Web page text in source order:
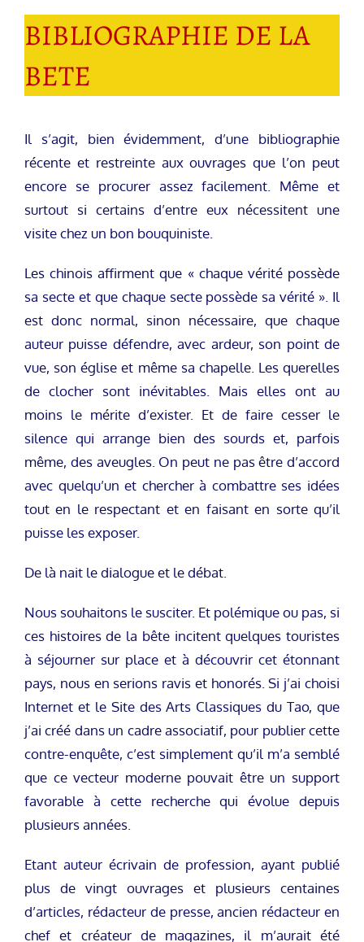
BIBLIOGRAPHIE DE LA
BETE
Il s’agit, bien évidemment, d’une bibliographie
récente et restreinte aux ouvrages que l’on peut
encore se procurer assez facilement. Même et
surtout si certains d’entre eux nécessitent une
visite chez un bon bouquiniste.
Les chinois affirment que « chaque vérité possède
sa secte et que chaque secte possède sa vérité ». Il
est donc normal, sinon nécessaire, que chaque
auteur puisse défendre, avec ardeur, son point de
vue, son église et même sa chapelle. Les querelles
de clocher sont inévitables. Mais elles ont au
moins le mérite d’exister. Et de faire cesser le
silence qui arrange bien des sourds et, parfois
même, des aveugles. On peut ne pas être d’accord
avec quelqu’un et chercher à combattre ses idées
tout en le respectant et en faisant en sorte qu’il
puisse les exposer.
De là nait le dialogue et le débat.
Nous souhaitons le susciter. Et polémique ou pas, si
ces histoires de la bête incitent quelques touristes
à séjourner sur place et à découvrir cet étonnant
pays, nous en serions ravis et honorés. Si j’ai choisi
Internet et le Site des Arts Classiques du Tao, que
j’ai créé dans un cadre associatif, pour publier cette
contre-enquête, c’est simplement qu’il m’a semblé
que ce vecteur moderne pouvait être un support
favorable à cette recherche qui évolue depuis
plusieurs années.
Etant auteur écrivain de profession, ayant publié
plus de vingt ouvrages et plusieurs centaines
d’articles, rédacteur de presse, ancien rédacteur en
chef et créateur de magazines, il m’aurait été